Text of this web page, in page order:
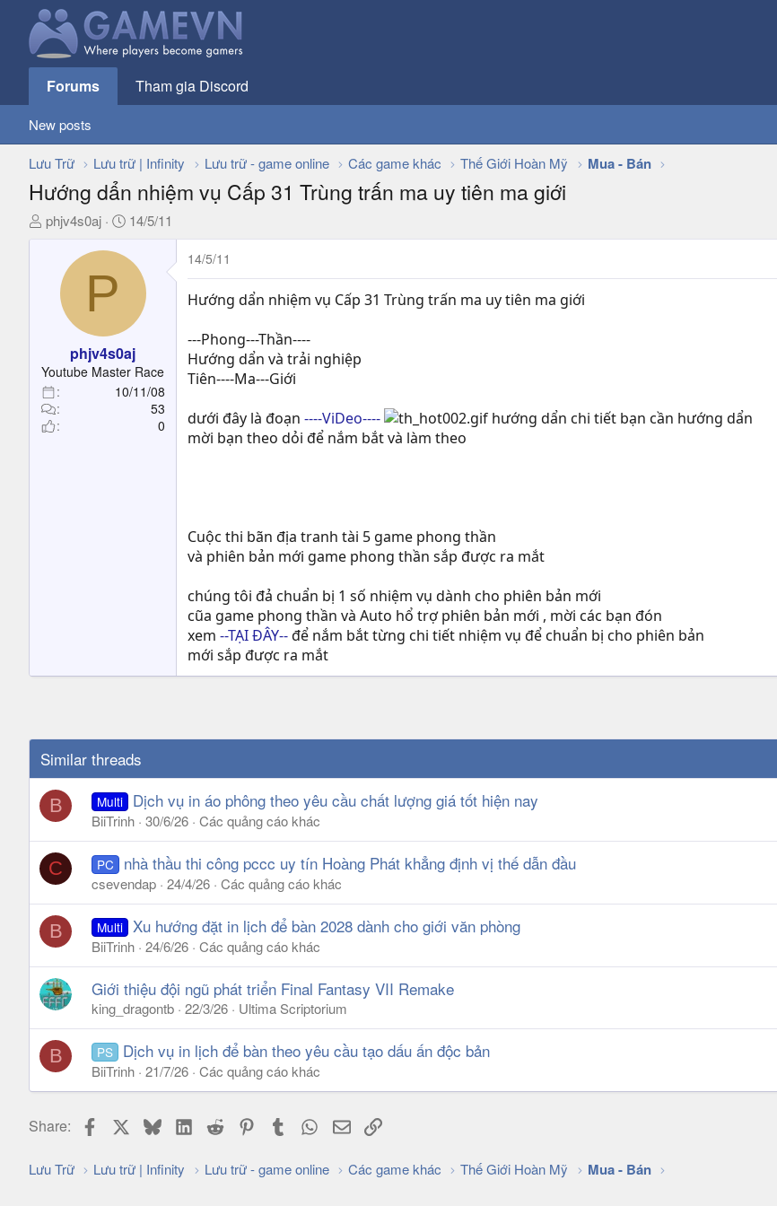
Forums Tham gia Discord
New posts
Lưu Trữ Lưu trữ | Infinity Lưu trữ - game online Các game khác Thế Giới Hoàn Mỹ Mua - Bán
Hướng dẩn nhiệm vụ Cấp 31 Trùng trấn ma uy tiên ma giới
T
a
r
t
e
phjv4s0aj
N
à
i
14/5/11
P
phjv4s0aj
Youtube Master Race
10/11/08
53
0
14/5/11
Hướng dẩn nhiệm vụ Cấp 31 Trùng trấn ma uy tiên ma giới
---Phong---Thần----
Hướng dẩn và trải nghiệp
Tiên----Ma---Giới
dưới đây là đoạn ----ViDeo----
hướng dẩn chi tiết bạn cần hướng dẩn
mời bạn theo dỏi để nắm bắt và làm theo
Cuộc thi bãn địa tranh tài 5 game phong thần
và phiên bản mới game phong thần sắp được ra mắt
chúng tôi đả chuẩn bị 1 số nhiệm vụ dành cho phiên bản mới
cũa game phong thần và Auto hổ trợ phiên bản mới , mời các bạn đón
xem --TẠI ĐÂY--để nắm bắt từng chi tiết nhiệm vụ để chuẩn bị cho phiên bản
mới sắp được ra mắt
Similar threads
B Multi Dịch vụ in áo phông theo yêu cầu chất lượng giá tốt hiện nay
BiiTrinh 30/6/26 Các quảng cáo khác
C PC nhà thầu thi công pccc uy tín Hoàng Phát khẳng định vị thế dẫn đầu
csevendap 24/4/26 Các quảng cáo khác
B Multi Xu hướng đặt in lịch để bàn 2028 dành cho giới văn phòng
BiiTrinh 24/6/26 Các quảng cáo khác
Giới thiệu đội ngũ phát triển Final Fantasy VII Remake
king_dragontb 22/3/26 Ultima Scriptorium
B PS Dịch vụ in lịch để bàn theo yêu cầu tạo dấu ấn độc bản
BiiTrinh 21/7/26 Các quảng cáo khác
Share: FacebookBlueskyLinkedIn
Reddit Pinterest
Tumblr WhatsApp
EmailLink
Lưu Trữ Lưu trữ | Infinity Lưu trữ - game online Các game khác Thế Giới Hoàn Mỹ Mua - Bán